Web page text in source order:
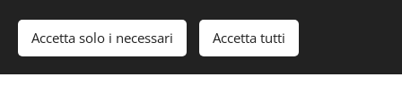
Webnode Cookies
Crea il tuo sito web gratis! Inizia
Accetta solo i necessari Accetta tutti